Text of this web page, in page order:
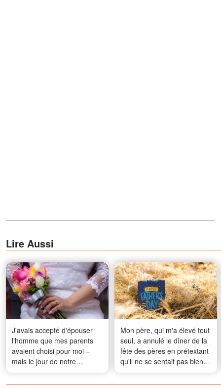
Lire Aussi
J'avais accepté d'épouser
l'homme que mes parents
avaient choisi pour moi –
mais le jour de notre
mariage, l'homme que
j'aimais est apparu et s'est
Mon père, qui m'a élevé tout
seul, a annulé le dîner de la
fête des pères en prétextant
qu'il ne se sentait pas bien -
Quand je suis allé prendre
de ses nouvelles avec sa